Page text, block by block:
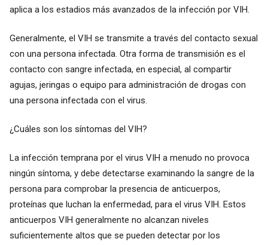
aplica a los estadios más avanzados de la infección por VIH.
Generalmente, el VIH se transmite a través del contacto sexual
con una persona infectada. Otra forma de transmisión es el
contacto con sangre infectada, en especial, al compartir
agujas, jeringas o equipo para administración de drogas con
una persona infectada con el virus.
¿Cuáles son los síntomas del VIH?
La infección temprana por el virus VIH a menudo no provoca
ningún síntoma, y debe detectarse examinando la sangre de la
persona para comprobar la presencia de anticuerpos,
proteínas que luchan la enfermedad, para el virus VIH. Estos
anticuerpos VIH generalmente no alcanzan niveles
suficientemente altos que se pueden detectar por los